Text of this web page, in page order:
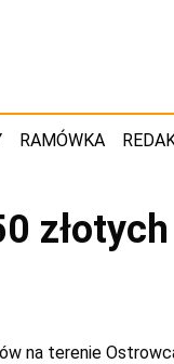
RAMÓWKA
złotych
na terenie